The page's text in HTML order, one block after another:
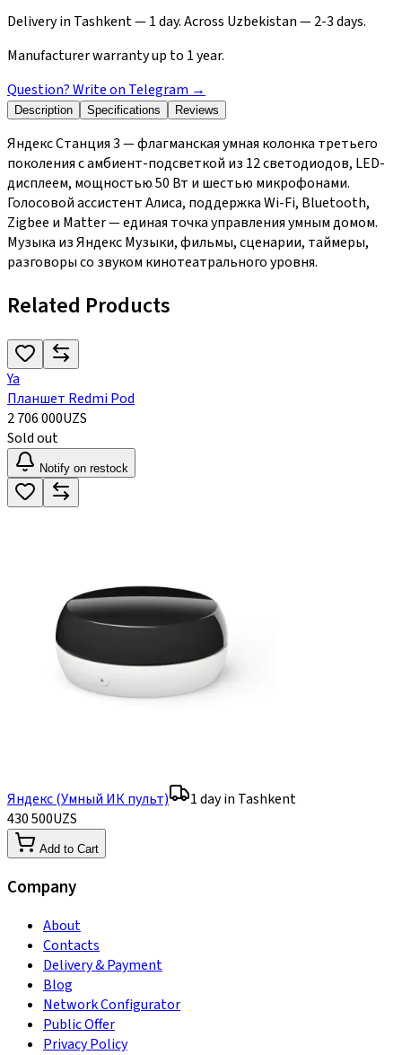
Delivery in Tashkent — 1 day. Across Uzbekistan — 2-3 days.
Manufacturer warranty up to 1 year.
Question? Write on Telegram →
Description Specifications Reviews
Яндекс Станция 3 — флагманская умная колонка третьего
поколения с амбиент-подсветкой из 12 светодиодов, LED-
дисплеем, мощностью 50 Вт и шестью микрофонами.
Голосовой ассистент Алиса, поддержка Wi-Fi, Bluetooth,
Zigbee и Matter — единая точка управления умным домом.
Музыка из Яндекс Музыки, фильмы, сценарии, таймеры,
разговоры со звуком кинотеатрального уровня.
Related Products
Ya
Планшет Redmi Pod
2 706 000UZS
Sold out
Notify on restock
Яндекс (Умный ИК пульт)
1 day in Tashkent
430 500UZS
Add to Cart
Company
About
Contacts
Delivery & Payment
Blog
Network Configurator
Public Offer
Privacy Policy